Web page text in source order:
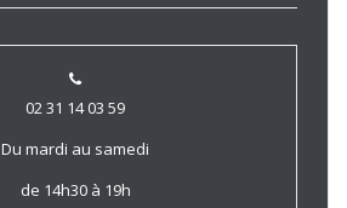
02 31 14 03 59
Du mardi au samedi
de 14h30 à 19h